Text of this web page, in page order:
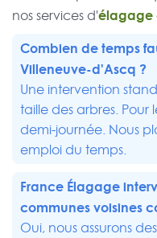
nos services d'élagage
Combien de temps
Villeneuve-d'Ascq ?
Une intervention
taille des arbres. Pour
demi-journée. Nous
emploi du temps.
France Élagage
communes voisines
Oui, nous assurons